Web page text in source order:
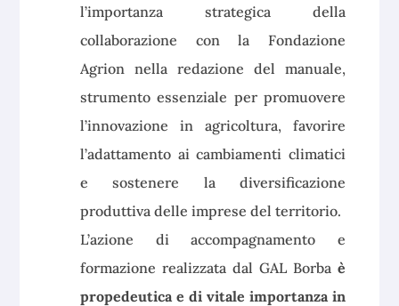
l’importanza strategica della
collaborazione con la Fondazione
Agrion nella redazione del manuale,
strumento essenziale per promuovere
l’innovazione in agricoltura, favorire
l’adattamento ai cambiamenti climatici
e sostenere la diversificazione
produttiva delle imprese del territorio.
L’azione di accompagnamento e
formazione realizzata dal GAL Borbaè
propedeutica e di vitale importanza in